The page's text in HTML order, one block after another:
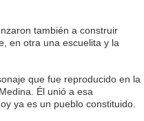
también a construir
en otra una escuelita y la
que fue reproducido en la
Él unió a esa
ya es un pueblo constituido.